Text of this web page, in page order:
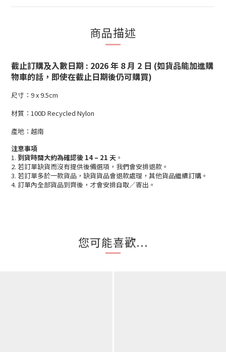
商品描述
截止訂購及入數日期 : 2026 年 8 月 2 日 (如貨品能加進購
物車的話，即使在截止日期後仍可購買)
尺寸：9 x 9.5cm
材質：100D Recycled Nylon
產地：越南
注意事項
1. 到貨時間大約為確認後 14 – 21 天 。
2. 若訂單缺貨而沒有提供後備選項，我們會安排退款。
3. 若訂單多於一款貨品，缺貨貨品會退款處理，其他貨品繼續訂購。
4. 訂單內全部貨品到齊後，才會安排自取／寄出。
您可能喜歡...